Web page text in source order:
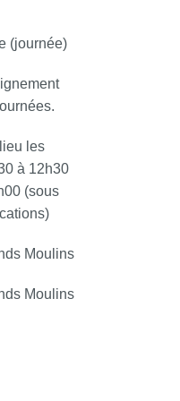
(journée)
les
à 12h30
(sous
Moulins
Moulins